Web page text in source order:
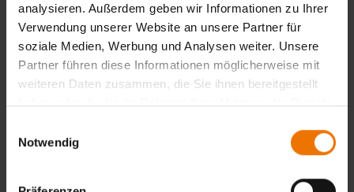
analysieren. Außerdem geben wir Informationen zu Ihrer
Verwendung unserer Website an unsere Partner für
soziale Medien, Werbung und Analysen weiter. Unsere
Partner führen diese Informationen möglicherweise mit
weiteren Daten zusammen, die Sie ihnen bereitgestellt
haben oder die sie im Rahmen Ihrer Nutzung der Dienste
Notwendig
Zurück
Noch keine Auswahl getroffen